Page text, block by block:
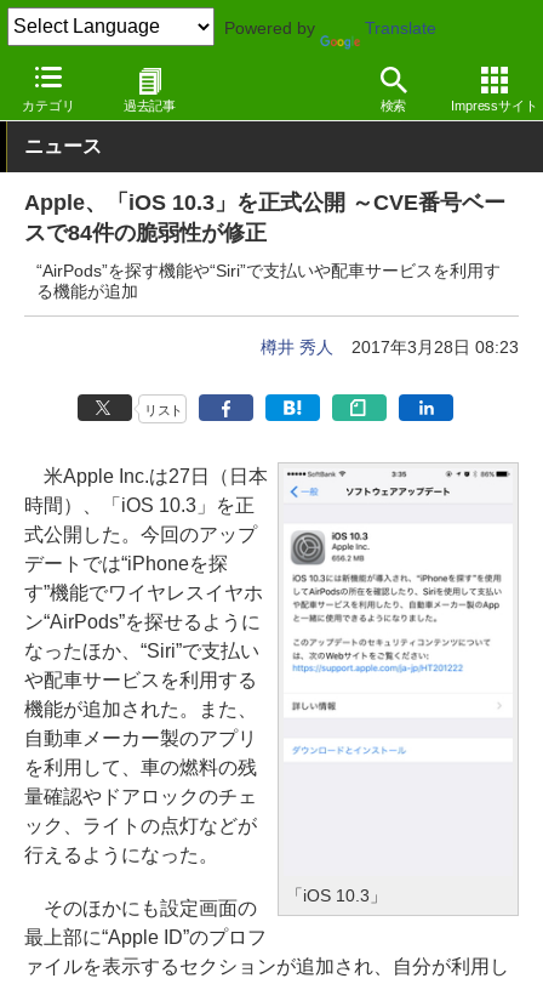
Powered by Translate
カテゴリ 過去記事 検索 Impressサイト
窓の杜 システム・ファイル Mac
ニュース
Apple、「iOS 10.3」を正式公開 ～CVE番号ベー
スで84件の脆弱性が修正
“AirPods”を探す機能や“Siri”で支払いや配車サービスを利用す
る機能が追加
樽井 秀人 2017年3月28日 08:23
リスト
「iOS 10.3」
米Apple Inc.は27日（日本
時間）、「iOS 10.3」を正
式公開した。今回のアップ
デートでは“iPhoneを探
す”機能でワイヤレスイヤホ
ン“AirPods”を探せるように
なったほか、“Siri”で支払い
や配車サービスを利用する
機能が追加された。また、
自動車メーカー製のアプリ
を利用して、車の燃料の残
量確認やドアロックのチェ
ック、ライトの点灯などが
行えるようになった。
そのほかにも設定画面の
最上部に“Apple ID”のプロフ
ァイルを表示するセクションが追加され、自分が利用し